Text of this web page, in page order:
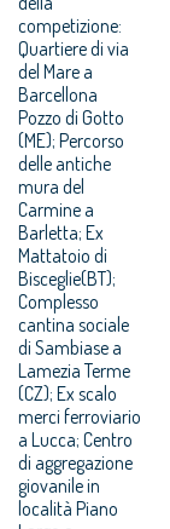
competizione:
Quartiere di via
del Mare a
Barcellona
Pozzo di Gotto
(ME); Percorso
delle antiche
mura del
Carmine a
Barletta; Ex
Mattatoio di
Bisceglie(BT);
Complesso
cantina sociale
di Sambiase a
Lamezia Terme
(CZ); Ex scalo
merci ferroviario
a Lucca; Centro
di aggregazione
giovanile in
località Piano